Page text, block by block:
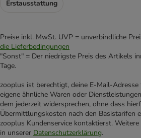
Erstausstattung
Preise inkl. MwSt. UVP = unverbindliche
die Lieferbedingungen
"Sonst" = Der niedrigste Preis des Artikels
Tage.
zooplus ist berechtigt, deine E-Mail-
eigene ähnliche Waren oder
dem jederzeit widersprechen, ohne dass
Übermittlungskosten nach den Basistarifen
zooplus Kundenservice kontaktierst.
in unserer Datenschutzerklärung.